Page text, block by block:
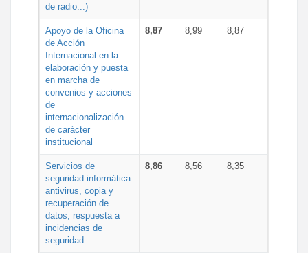
de radio...)
Apoyo de la Oficina
de Acción
Internacional en la
elaboración y puesta
en marcha de
convenios y acciones
de
internacionalización
de carácter
institucional
8,87 8,99 8,87
Servicios de
seguridad informática:
antivirus, copia y
recuperación de
datos, respuesta a
incidencias de
seguridad...
8,86 8,56 8,35